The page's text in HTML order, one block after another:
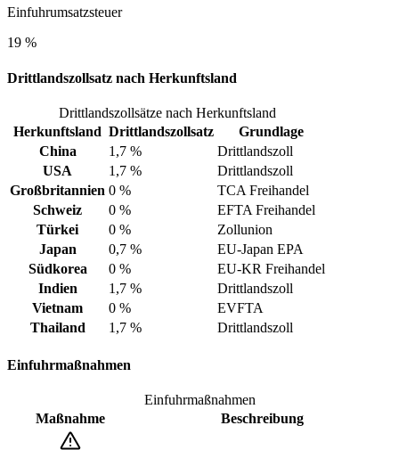
Einfuhrumsatzsteuer
19 %
Drittlandszollsatz nach Herkunftsland
Drittlandszollsätze nach Herkunftsland
Herkunftsland Drittlandszollsatz
Grundlage
China
1,7 %
Drittlandszoll
USA
1,7 %
Drittlandszoll
Großbritannien 0 %
TCA Freihandel
Schweiz
0 %
EFTA Freihandel
Türkei
0 %
Zollunion
Japan
0,7 %
EU-Japan EPA
Südkorea
0 %
EU-KR Freihandel
Indien
1,7 %
Drittlandszoll
Vietnam
0 %
EVFTA
Thailand
1,7 % Drittlandszoll
Einfuhrmaßnahmen
Einfuhrmaßnahmen
Maßnahme
Beschreibung